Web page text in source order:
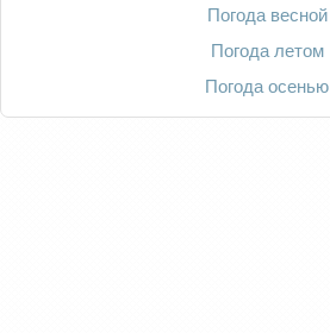
Погода весной
Погода летом
Погода осенью